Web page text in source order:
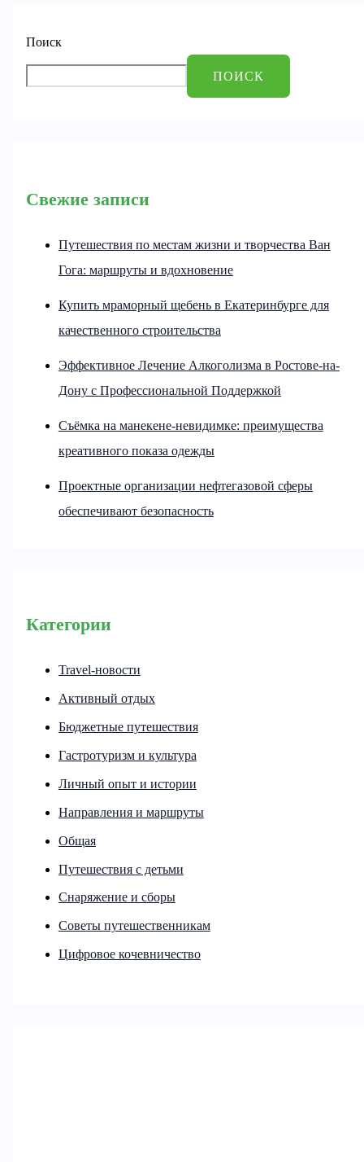
Поиск
ПОИСК
Свежие записи
Путешествия по местам жизни и творчества Ван
Гога: маршруты и вдохновение
Купить мраморный щебень в Екатеринбурге для
качественного строительства
Эффективное Лечение Алкоголизма в Ростове-на-
Дону с Профессиональной Поддержкой
Съёмка на манекене-невидимке: преимущества
креативного показа одежды
Проектные организации нефтегазовой сферы
обеспечивают безопасность
Категории
Travel-новости
Активный отдых
Бюджетные путешествия
Гастротуризм и культура
Личный опыт и истории
Направления и маршруты
Общая
Путешествия с детьми
Снаряжение и сборы
Советы путешественникам
Цифровое кочевничество